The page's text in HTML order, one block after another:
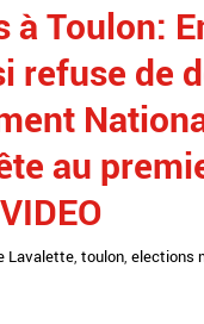
à Toulon:
refuse de
au
Lavalette, toulon, elections